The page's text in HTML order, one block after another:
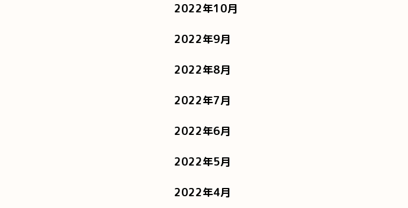
2022年10月
2022年9月
2022年8月
2022年7月
2022年6月
2022年5月
2022年4月